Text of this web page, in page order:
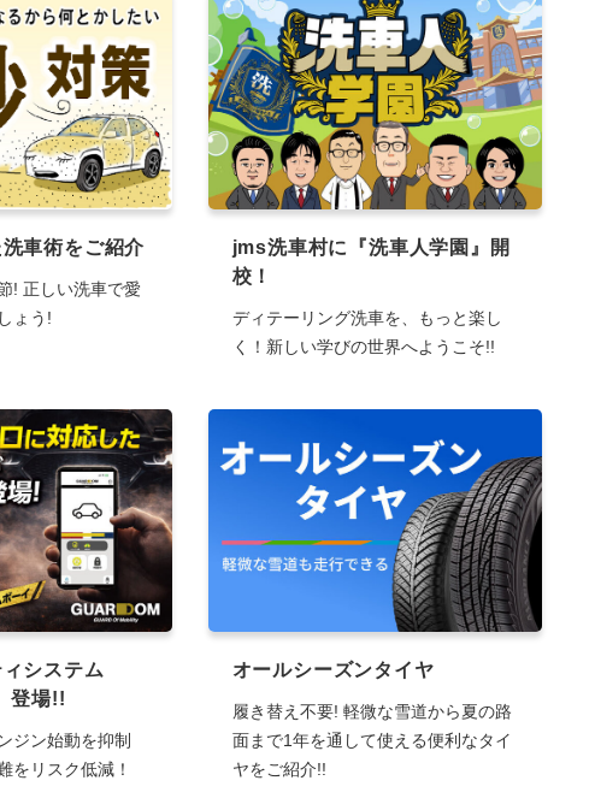
車術をご紹介
! 正しい洗車で愛
ょう!
jms洗車村に『洗車人学園』開
校！
ディテーリング洗車を、もっと楽し
く！新しい学びの世界へようこそ!!
システム
登場!!
ジン始動を抑制
をリスク低減！
オールシーズンタイヤ
履き替え不要! 軽微な雪道から夏の路
面まで1年を通して使える便利なタイ
ヤをご紹介!!